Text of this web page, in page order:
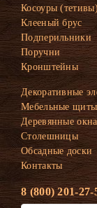
Косоуры
Клееный брус
Подперильники
Поручни
Кронштейны
Декоративные
Мебельные щиты
Деревянные окна
Столешницы
Обсадные доски
Контакты
8 (800) 201-27-